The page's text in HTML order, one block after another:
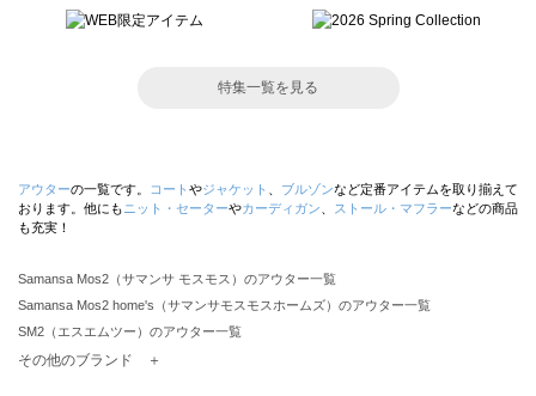
特集一覧を見る
アウターの一覧です。 コート やジャケット ブルゾンなど定番アイテムを取り揃えて
おります。他にも ニット・セーターやカーディガン ストール・マフラーなどの商品
も充実！
Samansa Mos2（サマンサ モスモス）のアウター一覧
Samansa Mos2 home's（サマンサモスモスホームズ）のアウター一覧
SM2（エスエムツー）のアウター一覧
TSUHARU by Samansa Mos2（ツハルバイサマンサモスモス）のアウター一覧
その他のブランド ＋